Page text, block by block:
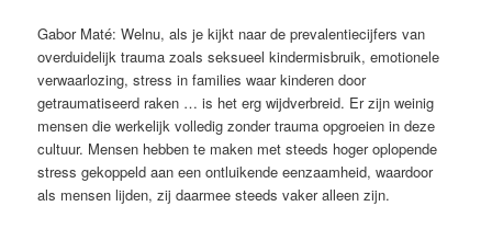
Gabor Maté: Welnu, als je kijkt naar de prevalentiecijfers van
overduidelijk trauma zoals seksueel kindermisbruik, emotionele
verwaarlozing, stress in families waar kinderen door
getraumatiseerd raken … is het erg wijdverbreid. Er zijn weinig
mensen die werkelijk volledig zonder trauma opgroeien in deze
cultuur. Mensen hebben te maken met steeds hoger oplopende
stress gekoppeld aan een ontluikende eenzaamheid, waardoor
als mensen lijden, zij daarmee steeds vaker alleen zijn.